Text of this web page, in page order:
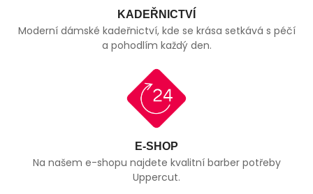
KADEŘNICTVÍ
Moderní dámské kadeřnictví, kde se krása setkává s péčí
a pohodlím každý den.
E-SHOP
Na našem e-shopu najdete kvalitní barber potřeby
Uppercut.